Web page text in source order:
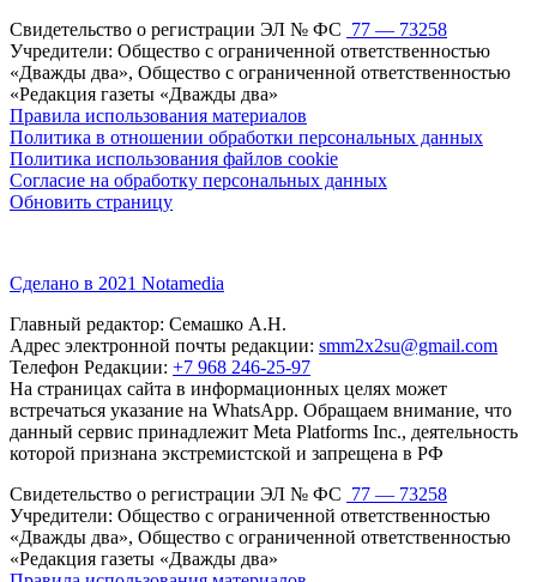
Свидетельство о регистрации ЭЛ № ФС 77 — 73258
Учредители: Общество с ограниченной ответственностью
«Дважды два», Общество с ограниченной ответственностью
«Редакция газеты «Дважды два»
Правила использования материалов
Политика в отношении обработки персональных данных
Политика использования файлов cookie
Согласие на обработку персональных данных
Обновить страницу
Сделано в 2021 Notamedia
Главный редактор: Семашко А.Н.
Адрес электронной почты редакции: smm2x2su@gmail.com
Телефон Редакции: +7 968 246-25-97
На страницах сайта в информационных целях может
встречаться указание на WhatsApp. Обращаем внимание, что
данный сервис принадлежит Meta Platforms Inc., деятельность
которой признана экстремистской и запрещена в РФ
Свидетельство о регистрации ЭЛ № ФС 77 — 73258
Учредители: Общество с ограниченной ответственностью
«Дважды два», Общество с ограниченной ответственностью
«Редакция газеты «Дважды два»